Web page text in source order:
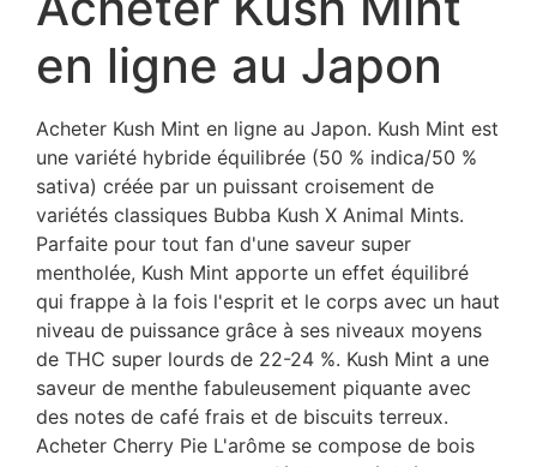
en ligne au Japon
Acheter Kush Mint en ligne au Japon. Kush Mint est
une variété hybride équilibrée (50 % indica/50 %
sativa) créée par un puissant croisement de
variétés classiques Bubba Kush X Animal Mints.
Parfaite pour tout fan d'une saveur super
mentholée, Kush Mint apporte un effet équilibré
qui frappe à la fois l'esprit et le corps avec un haut
niveau de puissance grâce à ses niveaux moyens
de THC super lourds de 22-24 %. Kush Mint a une
saveur de menthe fabuleusement piquante avec
des notes de café frais et de biscuits terreux.
Acheter Cherry Pie L'arôme se compose de bois